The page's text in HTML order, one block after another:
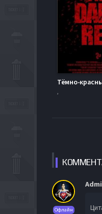
Тёмно-
,
КОММЕН
Офлайн